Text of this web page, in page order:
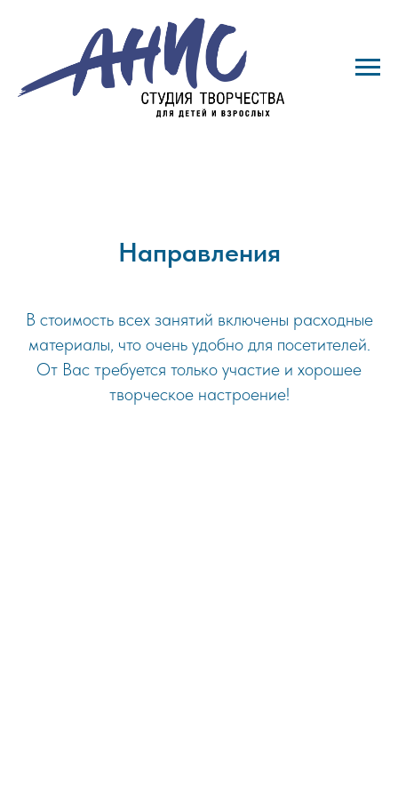
Направления
В стоимость всех занятий включены расходные
материалы, что очень удобно для посетителей.
От Вас требуется только участие и хорошее
творческое настроение!